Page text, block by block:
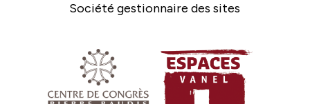
Société gestionnaire des sites